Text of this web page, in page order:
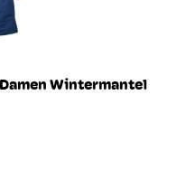
Wintermantel